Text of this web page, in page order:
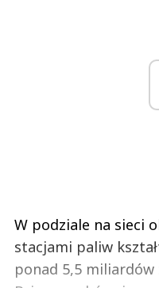
W podziale na sieci
stacjami paliw
ponad 5,5